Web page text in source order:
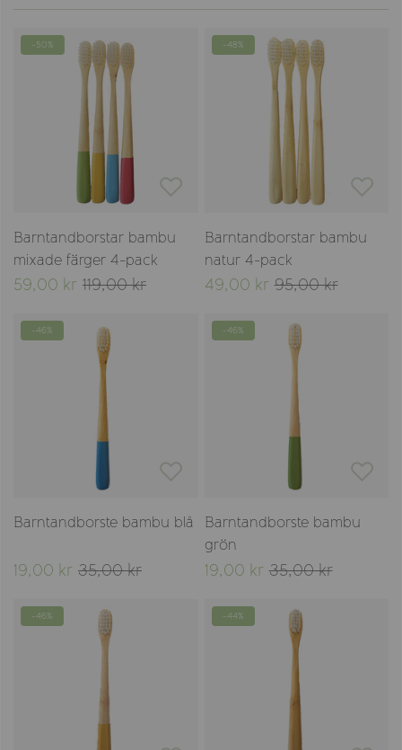
-50%
Barntandborstar bambu
mixade färger 4-pack
59,00 kr 119,00 kr
-48%
Barntandborstar bambu
natur 4-pack
49,00 kr 95,00 kr
-46%
Barntandborste bambu blå
19,00 kr 35,00 kr
-46%
Barntandborste bambu
grön
19,00 kr 35,00 kr
-46% -44%